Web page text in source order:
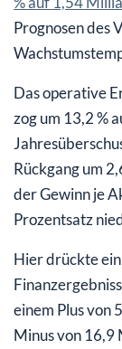
Prognosen des
Das operative
zog um 13,2 %
Rückgang um
der Gewinn je
Prozentsatz
Hier drückte
einem Plus von
Minus von 16,9